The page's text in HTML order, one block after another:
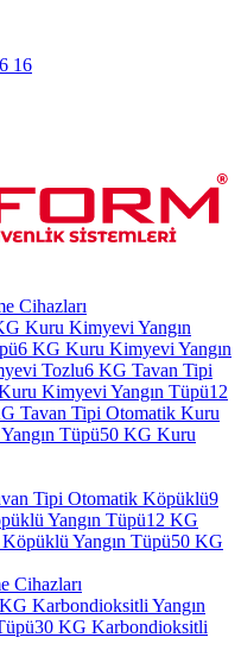
16
Cihazları
Kuru Kimyevi Yangın
6 KG Kuru Kimyevi Yangın
Tozlu6 KG Tavan Tipi
Kimyevi Yangın Tüpü12
Tavan Tipi Otomatik Kuru
Tüpü50 KG Kuru
Tipi Otomatik Köpüklü9
Yangın Tüpü12 KG
Yangın Tüpü50 KG
Cihazları
Karbondioksitli Yangın
30 KG Karbondioksitli